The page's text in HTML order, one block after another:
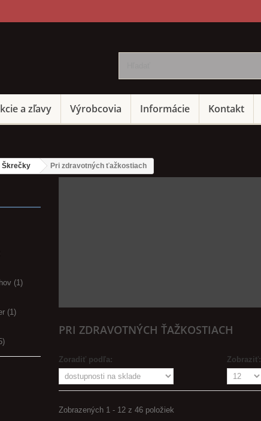
a zľavy Výrobcovia Informácie Kontakt
Škrečky Pri zdravotných ťažkostiach
(1)
(1)
PRI ZDRAVOTNÝCH ŤAŽKOSTIACH
Zoradiť podľa: Zobraziť:
Zobrazených 1 - 12 z 46 položiek